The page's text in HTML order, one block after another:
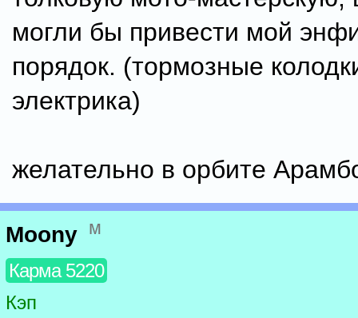
могли бы привести мой
порядок. (тормозные
электрика)
желательно в орбите
Moony м
Карма 5220
Кэп